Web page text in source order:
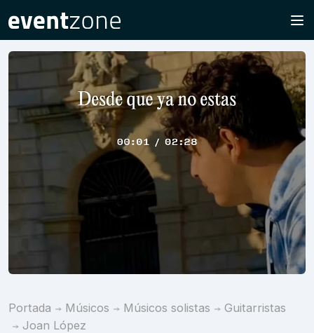
Portada Músicos Músicos solistas
Guitarristas
Joan López